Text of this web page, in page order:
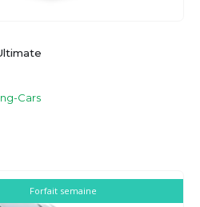
Cars
Forfait semaine